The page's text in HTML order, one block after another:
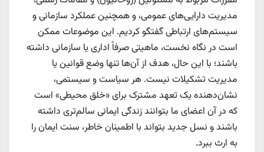
مدیریت دارایی‌های عمومی، و همچنین عملکرد سازمانی و
سیستم‌های ارتباطی گفتگو کردیم. این موضوعات ممکن
است در نگاه نخست، ماهیتی صرفاً اداری یا سازمانی داشته
باشند؛ با این حال، هدف از آن‌ها تنها وضع قوانین یا
مدیریت تشکیلات نیست. هر سیاست و سیستمی،
نشان‌دهنده یک تعهد مشترک برای «خلق محیطی» است
که در آن اعضای ما بتوانند زندگی ایمانی سالم‌تری داشته
باشند و نسل جدید بتواند با اطمینان خاطر، سنت ایمان را
به ارث ببرد.